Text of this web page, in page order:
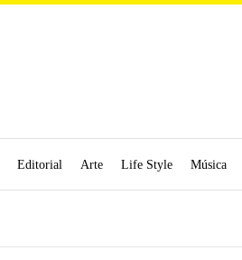
Editorial Arte Life Style Música